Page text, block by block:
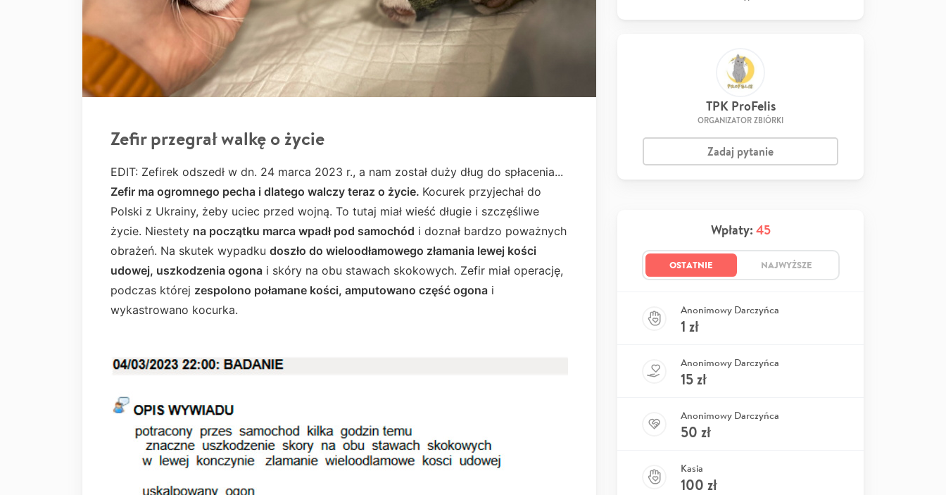
Zefir przegrał walkę o życie
EDIT: Zefirek odszedł w dn. 24 marca 2023 r., a nam został duży dług do spłacenia...
Zefir ma ogromnego pecha i dlatego walczy teraz o życie. Kocurek przyjechał do
Polski z Ukrainy, żeby uciec przed wojną. To tutaj miał wieść długie i szczęśliwe
życie. Niestety na początku marca wpadł pod samochód i doznał bardzo poważnych
obrażeń. Na skutek wypadku doszło do wieloodłamowego złamania lewej kości
udowej, uszkodzenia ogona i skóry na obu stawach skokowych. Zefir miał operację,
podczas której zespolono połamane kości, amputowano część ogona i
wykastrowano kocurka.
TPK ProFelis
ORGANIZATOR ZBIÓRKI
Zadaj pytanie
Wpłaty: 45
OSTATNIE NAJWYŻSZE
Anonimowy Darczyńca
1 zł
Anonimowy Darczyńca
15zł
Anonimowy Darczyńca
50 zł
Kasia
100 zł